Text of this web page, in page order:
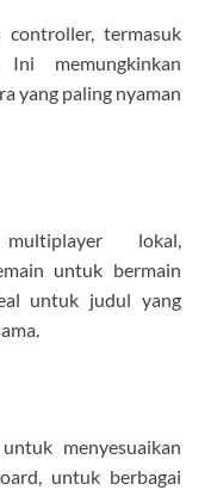
controller, termasuk
memungkinkan
yang paling nyaman
lokal,
untuk bermain
untuk judul yang
menyesuaikan
untuk berbagai